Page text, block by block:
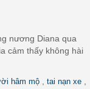
nương Diana qua
cảm thấy không hài
hâm mộ tai nạn xe